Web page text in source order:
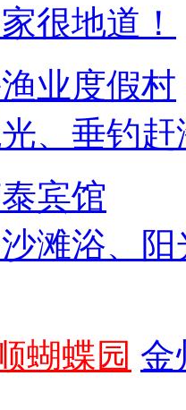
很地道！
业度假村
、垂钓
宾馆
滩浴、
蝴蝶园 金